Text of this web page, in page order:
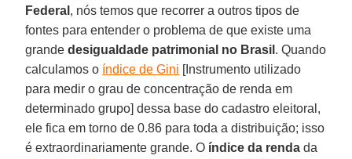
Federal , nós temos que recorrer a outros tipos de
fontes para entender o problema de que existe uma
grandedesigualdade patrimonial no Brasil . Quando
calculamos o índice de Gini [Instrumento utilizado
para medir o grau de concentração de renda em
determinado grupo] dessa base do cadastro eleitoral,
ele fica em torno de 0.86 para toda a distribuição; isso
é extraordinariamente grande. O índice da renda da